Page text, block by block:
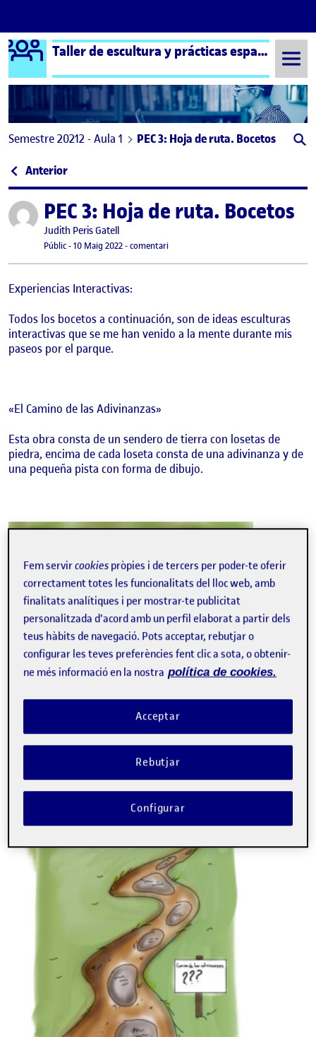
Saltar al contingut
Logo Ágora Taller de escultura y prácticas espaciales
Semestre 20212 - Aula 1 PEC 3: Hoja de ruta. Bocetos
Navegació d'entrades
Anterior: PEC 3: Hoja de ruta. Cartografía.
Publicat perPEC 3: Hoja de ruta. Bocetos
Publicat per
Judith Peris Gatell
Visibilitat:
Públic-Data de publicació
10 Maig 202230 setembre, 2023 5:14 pm
-comentariel PEC 3: Hoja de ruta. Bocetos
Experiencias Interactivas:
Todos los bocetos a continuación, son de ideas esculturas
interactivas que se me han venido a la mente durante mis
paseos por el parque.
«El Camino de las Adivinanzas»
Esta obra consta de un sendero de tierra con losetas de
piedra, encima de cada loseta consta de una adivinanza y de
una pequeña pista con forma de dibujo.
Fem servircookies pròpies i de tercers per poder-te oferir
correctament totes les funcionalitats del lloc web, amb
finalitats analítiques i per mostrar-te publicitat
personalitzada d'acord amb un perfil elaborat a partir dels
teus hàbits de navegació. Pots acceptar, rebutjar o
configurar les teves preferències fent clic a sota, o obtenir-
ne més informació en la nostra política de cookies.
Rebutjar
Acceptar
Configurar